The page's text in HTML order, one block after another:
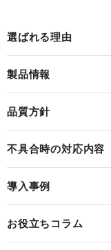
選ばれる理由
製品情報
品質方針
不具合時の対応内容
導入事例
お役立ちコラム